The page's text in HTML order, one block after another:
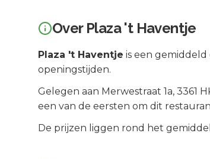
Over Plaza 't Haventje
Plaza 't Haventje is een gemiddeld
openingstijden.
Gelegen aan Merwestraat 1a, 3361
een van de eersten om dit
De prijzen liggen rond het